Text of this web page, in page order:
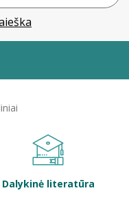
Dalykinė literatūra